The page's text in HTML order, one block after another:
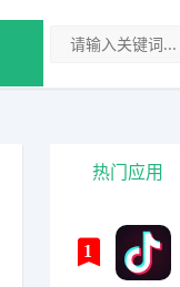
热门应用
1